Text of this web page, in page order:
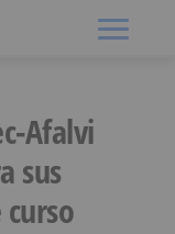
Afalvi
sus